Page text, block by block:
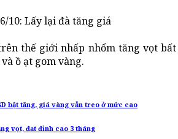
10: Lấy lại đà tăng giá
thế giới nhấp nhổm tăng vọt
ồ ạt gom vàng.
bật tăng, giá vàng vẫn treo ở mức cao
vọt, đạt đỉnh cao 3 tháng